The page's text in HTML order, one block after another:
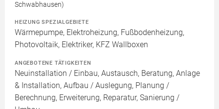
Schwabhausen)
HEIZUNG SPEZIALGEBIETE
Wärmepumpe, Elektroheizung, Fußbodenheizung,
Photovoltaik, Elektriker, KFZ Wallboxen
ANGEBOTENE TÄTIGKEITEN
Neuinstallation / Einbau, Austausch, Beratung, Anlage
& Installation, Aufbau / Auslegung, Planung /
Berechnung, Erweiterung, Reparatur, Sanierung /